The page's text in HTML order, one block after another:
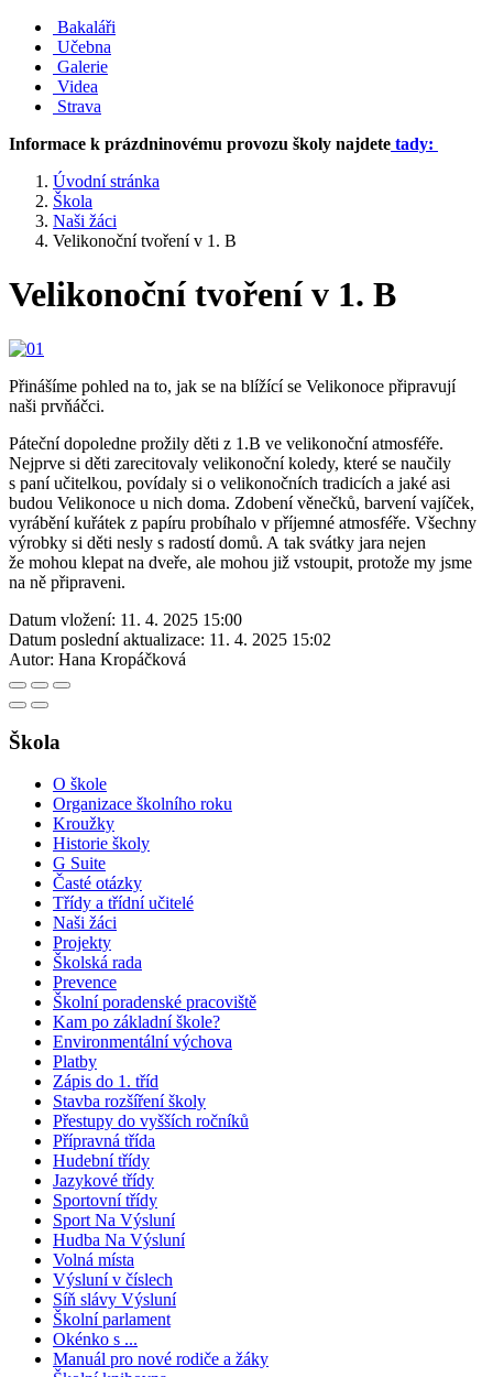
Bakaláři
Učebna
Galerie
Videa
Strava
Informace k prázdninovému provozu školy najdete tady:
Úvodní stránka
Škola
Naši žáci
Velikonoční tvoření v 1. B
Velikonoční tvoření v 1. B
Přinášíme pohled na to, jak se na blížící se Velikonoce připravují
naši prvňáčci.
Páteční dopoledne prožily děti z 1.B ve velikonoční atmosféře.
Nejprve si děti zarecitovaly velikonoční koledy, které se naučily
s paní učitelkou, povídaly si o velikonočních tradicích a jaké asi
budou Velikonoce u nich doma. Zdobení věnečků, barvení vajíček,
vyrábění kuřátek z papíru probíhalo v příjemné atmosféře. Všechny
výrobky si děti nesly s radostí domů. A tak svátky jara nejen
že mohou klepat na dveře, ale mohou již vstoupit, protože my jsme
na ně připraveni.
Datum vložení: 11. 4. 2025 15:00
Datum poslední aktualizace: 11. 4. 2025 15:02
Autor: Hana Kropáčková
Škola
O škole
Organizace školního roku
Kroužky
Historie školy
G Suite
Časté otázky
Třídy a třídní učitelé
Naši žáci
Projekty
Školská rada
Prevence
Školní poradenské pracoviště
Kam po základní škole?
Environmentální výchova
Platby
Zápis do 1. tříd
Stavba rozšíření školy
Přestupy do vyšších ročníků
Přípravná třída
Hudební třídy
Jazykové třídy
Sportovní třídy
Sport Na Výsluní
Hudba Na Výsluní
Volná místa
Výsluní v číslech
Síň slávy Výsluní
Školní parlament
Okénko s ...
Manuál pro nové rodiče a žáky